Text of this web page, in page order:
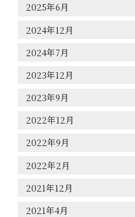
2025年6月
2024年12月
2024年7月
2023年12月
2023年9月
2022年12月
2022年9月
2022年2月
2021年12月
2021年4月